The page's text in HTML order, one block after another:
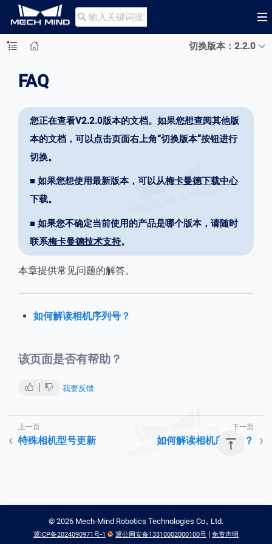

切换版本：2.2.0

FAQ
您正在查看V2.2.0版本的文档。如果您想查阅其他版
本的文档，可以点击页面右上角“切换版本”按钮进行
切换。
■ 如果您想使用最新版本，可以从梅卡曼德下载中心
下载。
■ 如果您不确定当前使用的产品是哪个版本，请随时
联系梅卡曼德技术支持。
本章提供常见问题的解答。
如何解读相机序列号？
该页面是否有帮助？
我要反馈
特殊相机型号更新 如何解读相机序列号？
© 2026 Mech-Mind Robotics Technologies Co., Ltd.
冀ICP备2024090971号-1 冀公网安备13310002000100号 |免责声明